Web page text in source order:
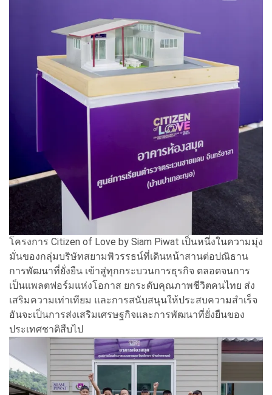
โครงการ Citizen of Love by Siam Piwat เป็นหนึ่งในความมุ่ง
มั่นของกลุ่มบริษัทสยามพิวรรธน์ที่เดินหน้าสานต่อปณิธาน
การพัฒนาที่ยั่งยืน เข้าสู่ทุกกระบวนการธุรกิจ ตลอดจนการ
เป็นแพลตฟอร์มแห่งโอกาส ยกระดับคุณภาพชีวิตคนไทย ส่ง
เสริมความเท่าเทียม และการสนับสนุนให้ประสบความสำเร็จ
อันจะเป็นการส่งเสริมเศรษฐกิจและการพัฒนาที่ยั่งยืนของ
ประเทศชาติสืบไป